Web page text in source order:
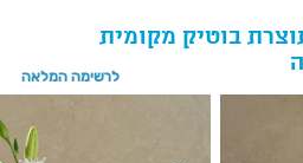
בוטיק מקומית
לרשימה המלאה